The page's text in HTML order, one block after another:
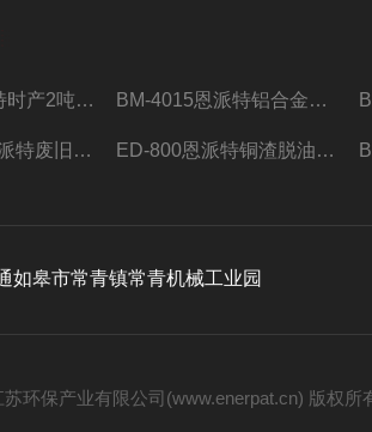
BM-6320恩派特时产2吨合金钢屑压饼机 BM-4015恩派特铝合金屑压饼机 脱油效果好
MSC-E1900恩派特废旧锂电池极片破碎处理设备 ED-800恩派特铜渣脱油机废铜屑铝屑甩油机
如皋市常青镇常青机械工业园
苏环保产业有限公司(www.enerpat.cn) 版权